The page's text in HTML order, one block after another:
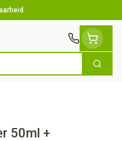
Zoek
50ml +